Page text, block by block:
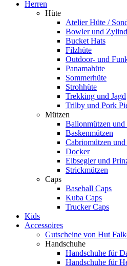
Herren
Hüte
Atelier Hüte /
Bowler und
Bucket Hats
Filzhüte
Outdoor- und
Panamahüte
Sommerhüte
Strohhüte
Trekking und Jagd
Trilby und Pork
Mützen
Ballonmützen und
Baskenmützen
Cabriomützen
Docker
Elbsegler und
Strickmützen
Caps
Baseball Caps
Kuba Caps
Trucker Caps
Kids
Accessoires
Gutscheine von Hut
Handschuhe
Handschuhe für
Handschuhe für